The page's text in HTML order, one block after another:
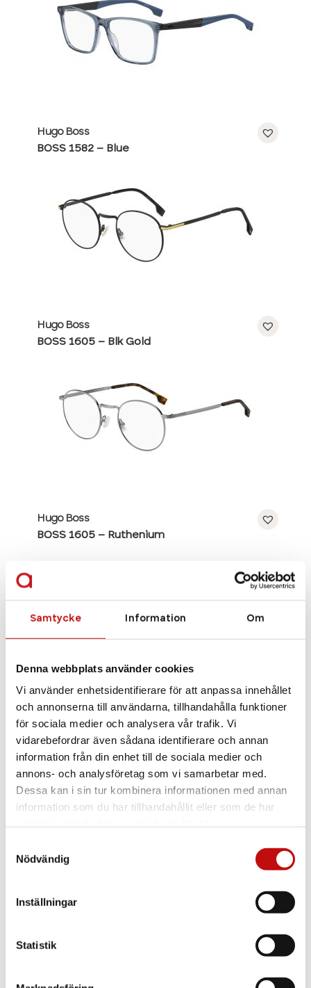
Samtycke Information Om
Denna webbplats använder cookies
Vi använder enhetsidentifierare för att anpassa innehållet
och annonserna till användarna, tillhandahålla funktioner
för sociala medier och analysera vår trafik. Vi
vidarebefordrar även sådana identifierare och annan
information från din enhet till de sociala medier och
annons- och analysföretag som vi samarbetar med.
Dessa kan i sin tur kombinera informationen med annan
information som du har tillhandahållit eller som de har
Nödvändig
Inställningar
Statistik
Hugo Boss
BOSS 1582 – Blue
Hugo Boss
BOSS 1605 – Blk Gold
Hugo Boss
BOSS 1605 – Ruthenium